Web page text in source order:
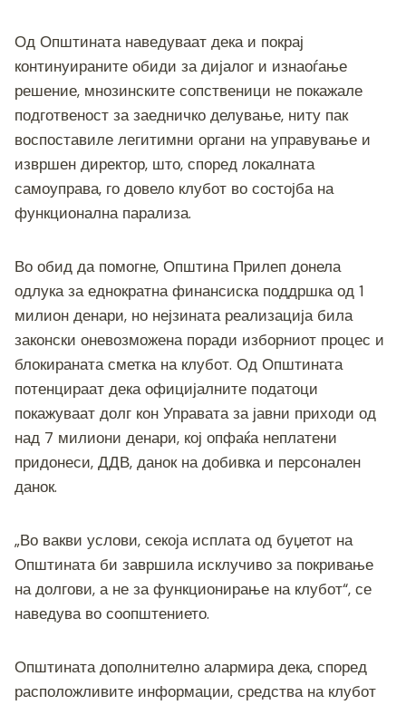
Од Општината наведуваат дека и покрај
континуираните обиди за дијалог и изнаоѓање
решение, мнозинските сопственици не покажале
подготвеност за заедничко делување, ниту пак
воспоставиле легитимни органи на управување и
извршен директор, што, според локалната
самоуправа, го довело клубот во состојба на
функционална парализа.
Во обид да помогне, Општина Прилеп донела
одлука за еднократна финансиска поддршка од 1
милион денари, но нејзината реализација била
законски оневозможена поради изборниот процес и
блокираната сметка на клубот. Од Општината
потенцираат дека официјалните податоци
покажуваат долг кон Управата за јавни приходи од
над 7 милиони денари, кој опфаќа неплатени
придонеси, ДДВ, данок на добивка и персонален
данок.
„Во вакви услови, секоја исплата од буџетот на
Општината би завршила исклучиво за покривање
на долгови, а не за функционирање на клубот“, се
наведува во соопштението.
Општината дополнително алармира дека, според
расположливите информации, средства на клубот